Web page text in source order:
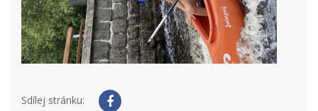
Sdílej stránku: